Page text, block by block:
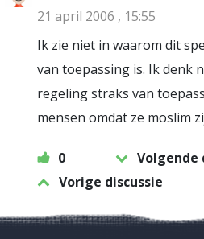
21 april 2006 , 15:55
Ik zie niet in waarom dit
van toepassing is. Ik denk
regeling straks van
mensen omdat ze moslim
0
Volgende
Vorige discussie